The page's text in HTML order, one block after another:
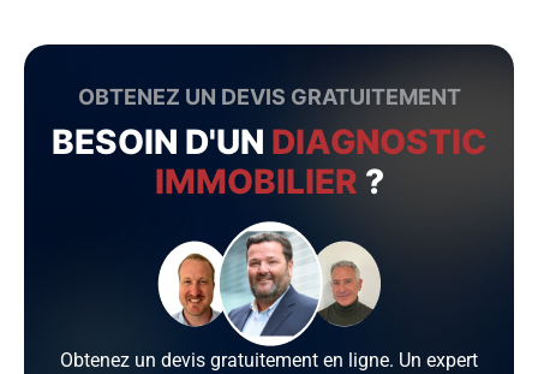
OBTENEZ UN DEVIS GRATUITEMENT
BESOIN D'UN DIAGNOSTIC
IMMOBILIER ?
Obtenez un devis gratuitement en ligne. Un expert